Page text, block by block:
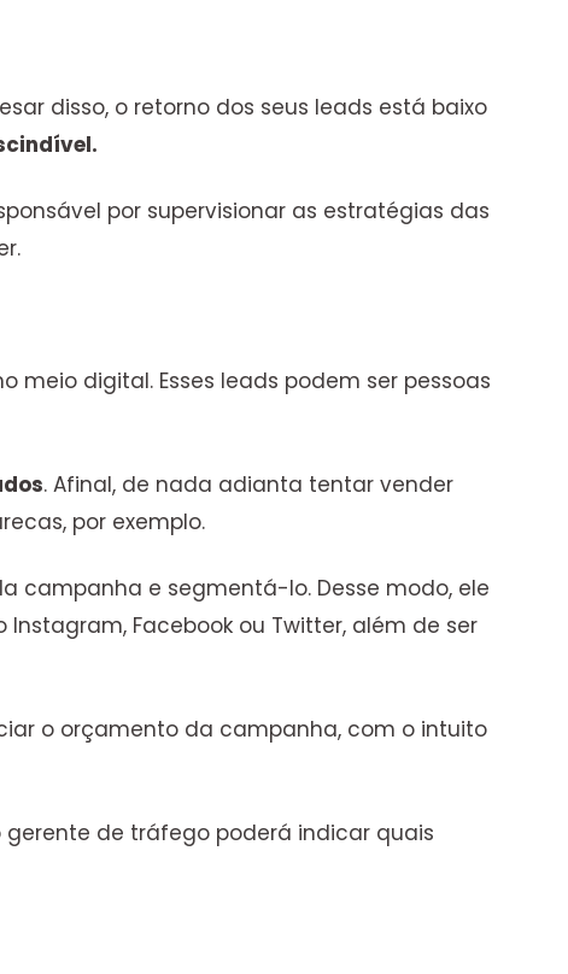
disso, o retorno dos seus leads está baixo
por supervisionar as estratégias das
digital. Esses leads podem ser pessoas
. Afinal, de nada adianta tentar vender
por exemplo.
campanha e segmentá-lo. Desse modo, ele
Facebook ou Twitter, além de ser
o orçamento da campanha, com o intuito
gerente de tráfego poderá indicar quais